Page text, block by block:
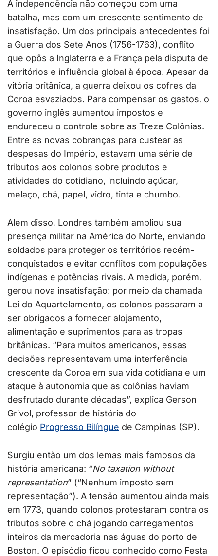
A independência não começou com uma
batalha, mas com um crescente sentimento de
insatisfação. Um dos principais antecedentes foi
a Guerra dos Sete Anos (1756-1763), conflito
que opôs a Inglaterra e a França pela disputa de
territórios e influência global à época. Apesar da
vitória britânica, a guerra deixou os cofres da
Coroa esvaziados. Para compensar os gastos, o
governo inglês aumentou impostos e
endureceu o controle sobre as Treze Colônias.
Entre as novas cobranças para custear as
despesas do Império, estavam uma série de
tributos aos colonos sobre produtos e
atividades do cotidiano, incluindo açúcar,
melaço, chá, papel, vidro, tinta e chumbo.
Além disso, Londres também ampliou sua
presença militar na América do Norte, enviando
soldados para proteger os territórios recém-
conquistados e evitar conflitos com populações
indígenas e potências rivais. A medida, porém,
gerou nova insatisfação: por meio da chamada
Lei do Aquartelamento, os colonos passaram a
ser obrigados a fornecer alojamento,
alimentação e suprimentos para as tropas
britânicas. “Para muitos americanos, essas
decisões representavam uma interferência
crescente da Coroa em sua vida cotidiana e um
ataque à autonomia que as colônias haviam
desfrutado durante décadas”, explica Gerson
Grivol, professor de história do
colégio Progresso Bilíngue de Campinas (SP).
Surgiu então um dos lemas mais famosos da
história americana: “No taxation without
representation” (“Nenhum imposto sem
representação”). A tensão aumentou ainda mais
em 1773, quando colonos protestaram contra os
tributos sobre o chá jogando carregamentos
inteiros da mercadoria nas águas do porto de
Boston. O episódio ficou conhecido como Festa